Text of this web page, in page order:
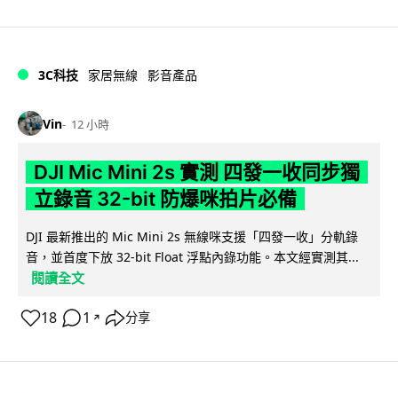
3C科技 家居無線 影音產品
Vin 12 小時
DJI Mic Mini 2s 實測 四發一收同步獨
立錄音 32-bit 防爆咪拍片必備
DJI 最新推出的 Mic Mini 2s 無線咪支援「四發一收」分軌錄
音，並首度下放 32-bit Float 浮點內錄功能。本文經實測其...
閱讀全文
18 1 ↗ 分享